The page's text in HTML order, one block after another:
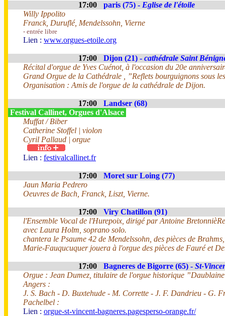
17:00 paris (75) - Eglise de l'étoile
Willy Ippolito
Franck, Duruflé, Mendelssohn, Vierne
- entrée libre
Lien : www.orgues-etoile.org
17:00 Dijon (21) - cathédrale Saint
Récital d'orgue de Yves Cuénot, à l'occasion du 20e
Grand Orgue de la Cathédrale , ”Reflets bourguignons sous
Organisation : Amis de l'orgue de la cathédrale de Dijon.
17:00
Landser (68)
Festival Callinet, Orgues d'Alsace
Muffat / Biber
Catherine Stoffel | violon
Cyril Pallaud | orgue
Lien : festivalcallinet.fr
17:00
Moret sur Loing (77)
Jaun Maria Pedrero
Oeuvres de Bach, Franck, Liszt, Vierne.
17:00
Viry Chatillon (91)
l'Ensemble Vocal de l'Hurepoix, dirigé par Antoine
avec Laura Holm, soprano solo.
chantera le Psaume 42 de Mendelssohn, des pièces de
Marie-Fauqucuquer jouera à l'orgue des pièces de Fauré et
17:00 Bagneres de Bigorre (65) - St-
Orgue : Jean Dumez, titulaire de l'orgue historique
Angers :
J. S. Bach - D. Buxtehude - M. Corrette - J. F. Dandrieu - G.
Pachelbel :
Lien : orgue-st-vincent-bagneres.pagesperso-orange.fr/